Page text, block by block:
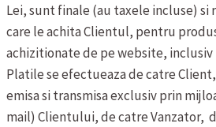
Lei, sunt finale (au taxele incluse)
care le achita Clientul, pentru
achizitionate de pe website,
Platile se efectueaza de catre
emisa si transmisa exclusiv prin
mail) Clientului, de catre Vanzator,